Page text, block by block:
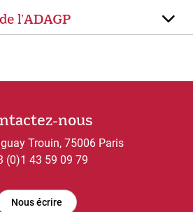
lʼADAGP
nous
Trouin, 75006 Paris
(0)1 43 59 09 79
Nous écrire